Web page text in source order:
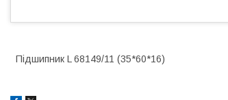
Підшипник L 68149/11 (35*60*16)